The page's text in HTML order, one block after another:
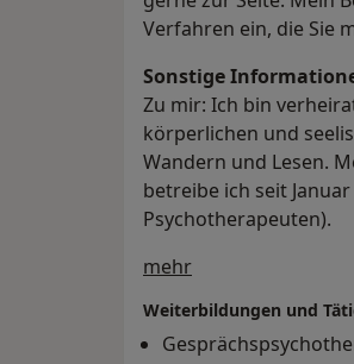
Verfahren ein, die Sie
Sonstige
Zu mir: Ich bin
körperlichen und
Wandern und Lesen.
betreibe ich seit
Psychotherapeuten).
mehrÜber mich
Weiterbildungen und